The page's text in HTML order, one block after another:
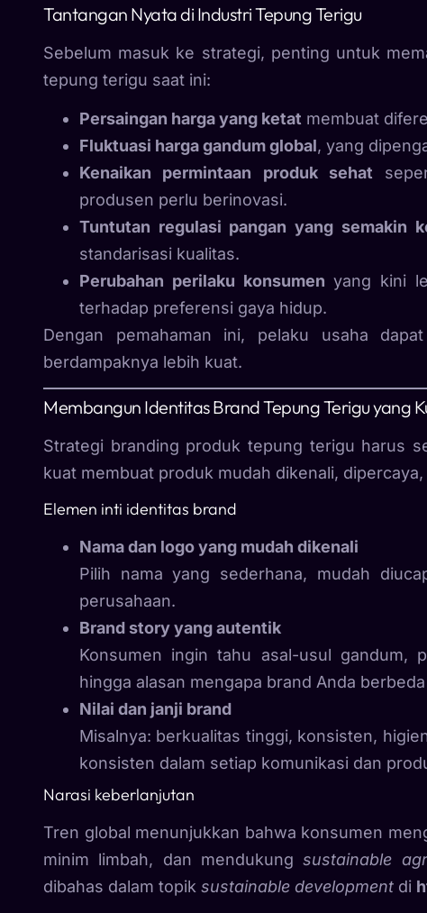
Tantangan Nyata di Industri Tepung Terigu
Sebelum masuk ke strategi, penting untuk
tepung terigu saat ini:
Persaingan harga yang ketat membuat
Fluktuasi harga gandum global, yang
Kenaikan permintaan produk sehat
produsen perlu berinovasi.
Tuntutan regulasi pangan yang semakin
standarisasi kualitas.
Perubahan perilaku konsumen yang kini
terhadap preferensi gaya hidup.
Dengan pemahaman ini, pelaku usaha
berdampaknya lebih kuat.
Membangun Identitas Brand Tepung Terigu yang
Strategi branding produk tepung terigu harus
kuat membuat produk mudah dikenali,
Elemen inti identitas brand
Nama dan logo yang mudah dikenali
Pilih nama yang sederhana, mudah
perusahaan.
Brand story yang autentik
Konsumen ingin tahu asal-usul gandum,
hingga alasan mengapa brand Anda
Nilai dan janji brand
Misalnya: berkualitas tinggi, konsisten,
konsisten dalam setiap komunikasi dan
Narasi keberlanjutan
Tren global menunjukkan bahwa konsumen
minim limbah, dan mendukungsustainable
dibahas dalam topik sustainable development di